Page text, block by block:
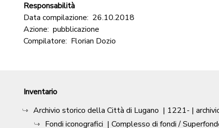
Responsabilità
Data compilazione: 26.10.2018
Azione: pubblicazione
Compilatore: Florian Dozio
Inventario
Archivio storico della Città di Lugano | 1221- |
Fondi iconografici | Complesso di fondi /